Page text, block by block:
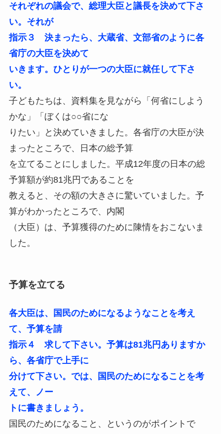
それぞれの議会で、総理大臣と議長を決めて下さ
い。それが
指示３ 決まったら、大蔵省、文部省のように各
省庁の大臣を決めて
いきます。ひとりが一つの大臣に就任して下さ
い。
子どもたちは、資料集を見ながら「何省にしよう
かな」「ぼくは○○省にな
りたい」と決めていきました。各省庁の大臣が決
まったところで、日本の総予算
を立てることにしました。平成12年度の日本の総
予算額が約81兆円であることを
教えると、その額の大きさに驚いていました。予
算がわかったところで、内閣
（大臣）は、予算獲得のために陳情をおこないま
した。
予算を立てる
各大臣は、国民のためになるようなことを考え
て、予算を請
指示４ 求して下さい。予算は81兆円ありますか
ら、各省庁で上手に
分けて下さい。では、国民のためになることを考
えて、ノー
トに書きましょう。
国民のためになること、というのがポイントで